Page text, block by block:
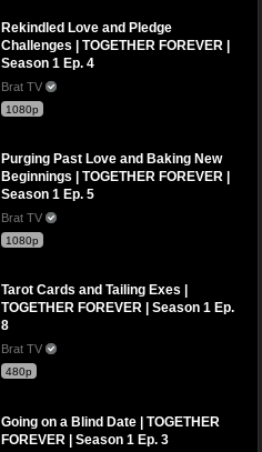
Rekindled Love and Pledge
Challenges | TOGETHER FOREVER |
Season 1 Ep. 4
Brat TV
1080p
Purging Past Love and Baking New
Beginnings | TOGETHER FOREVER |
Season 1 Ep. 5
Brat TV
1080p
Tarot Cards and Tailing Exes |
TOGETHER FOREVER | Season 1 Ep.
8
Brat TV
480p
Going on a Blind Date | TOGETHER
FOREVER | Season 1 Ep. 3